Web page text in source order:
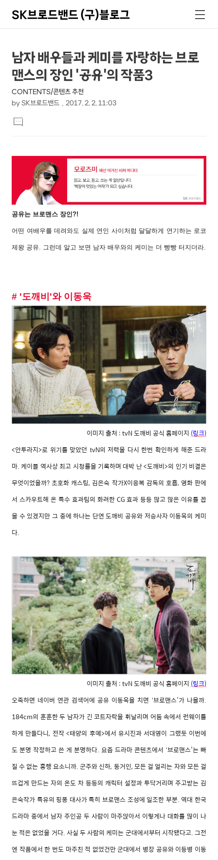
SK브로드밴드 (구)블로그
색
메
뉴
상
세
컨
텐
츠
본
문
제
목
남자 배우들과 케미를 자랑하는 브로
맨스의 장인 '공유'의 작품3
CONTENTS/콘텐츠 추천
by SK브로드밴드 2017. 2. 2. 11:03
문
댓
글
공유는 브로맨스 장인?!
어떤 여배우를 데려와도 실제 연인 사이처럼 달달하게 연기하는 로코
제왕 공유. 그런데 알고 보면 남자 배우와의 케미는 더 빵빵 터지더라.
# '도깨비'와 이동욱
이미지 출처 : tvN 도깨비 공식 홈페이지 (링크)
<안투라지>로 위기를 맞았던 tvN의 저력을 다시 한번 확인하게 해준 드라
마.케이블 역사상최고시청률을 기록하며 대박 난<도깨비>의 인기 비결은
무엇이었을까?초호화 캐스팅, 김은숙 작가X이응복 감독의 호흡, 영화판에
서 스카우트해 온특수 효과팀의 화려한CG효과 등등 많고 많은 이유를꼽
을수 있겠지만그중에 하나는 단연 도깨비 공유와저승사자 이동욱의 케미
다.
이미지 출처 : tvN 도깨비 공식 홈페이지 (링크)
오죽하면 네이버 연관 검색어에 공유 이동욱을 치면 ‘브로맨스’가 나올까.
184cm의 훈훈한두 남자가 긴 코트자락을휘날리며 어둠속에서 런웨이를
하게 만들다니, 전작<태양의 후예>에서 유시진과 서대영이 그랬듯 이번에
도분명 작정하고쓴 게 분명하다. 요즘드라마콘텐츠에서 ‘브로맨스’는 빠
질 수없는흥행요소니까.군주와신하, 동거인,모든걸 얼리는자와모든걸
뜨겁게 만드는자의 온도차등등의 캐릭터 설정과투닥거리며 주고받는 김
은숙작가특유의 핑퐁 대사가특히 브로맨스조성에 일조한부분. 역대 한국
드라마중에서 남자주인공두사람이 마주앉아서 이렇게나 대화를 많이 나
눈적은없었을 거다.사실두사람의 케미는군대에서부터시작됐다고.그전
엔 작품에서 한 번도 마주친 적 없었건만군대에서 병장공유와 이등병 이동